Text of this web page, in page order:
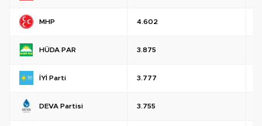
MHP 4.602
HÜDA PAR 3.875
İYİ Parti 3.777
DEVA Partisi 3.755